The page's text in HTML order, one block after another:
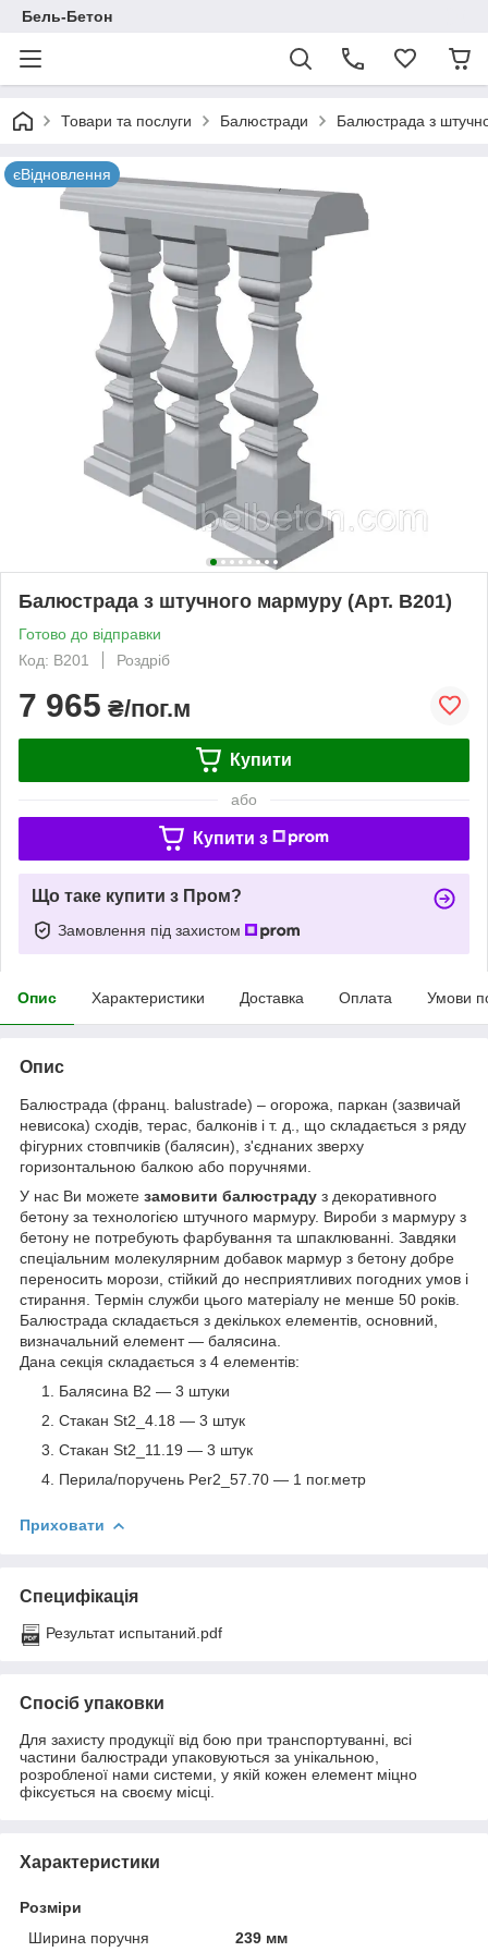
Бель-Бетон
Товари та послуги Балюстради Балюстрада з
єВідновлення
Балюстрада з штучного мармуру (Арт. B201)
Готово до відправки
Код: B201
Роздріб
7 965 ₴/пог.м
Купити
або
Купити з
Що таке купити з Пром?
Замовлення під захистом
Опис Характеристики Доставка Оплата Умови
Опис
Балюстрада (франц. balustrade) – огорожа, паркан (зазвичай
невисока) сходів, терас, балконів і т. д., що складається з ряду
фігурних стовпчиків (балясин), з'єднаних зверху
горизонтальною балкою або поручнями.
У нас Ви можете замовити балюстраду з декоративного
бетону за технологією штучного мармуру. Вироби з мармуру з
бетону не потребують фарбування та шпаклюванні. Завдяки
спеціальним молекулярним добавок мармур з бетону добре
переносить морози, стійкий до несприятливих погодних умов і
стирання. Термін служби цього матеріалу не менше 50 років.
Балюстрада складається з декількох елементів, основний,
визначальний елемент ― балясина.
Дана секція складається з 4 елементів:
Балясина B2 ― 3 штуки
Стакан St2_4.18 ― 3 штук
Стакан St2_11.19 ― 3 штук
Перила/поручень Per2_57.70 ― 1 пог.метр
Приховати
Специфікація
Результат испытаний.pdf
Спосіб упаковки
Для захисту продукції від бою при транспортуванні, всі
частини балюстради упаковуються за унікальною,
розробленої нами системи, у якій кожен елемент міцно
фіксується на своєму місці.
Характеристики
Розміри
Ширина поручня
239 мм